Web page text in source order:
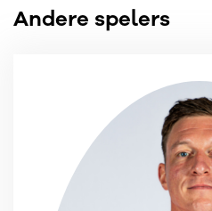
Andere spelers